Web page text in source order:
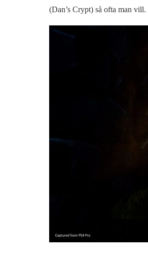
(Dan’s Crypt) så ofta man vill.